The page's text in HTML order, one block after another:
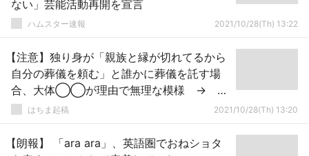
ない」芸能活動再開を宣言
ハムスター速報 2021/10/28(Th) 13:22
【注意】独り身が「親族と縁が切れてるから
自分の葬儀を頼む」と誰かに葬儀を託す場
合、大体◯◯が理由で無理な模様 → 正
しい対策はこちら
はちま起稿 2021/10/28(Th) 13:20
【朗報】 「ara ara」、英語圏でおねショタ